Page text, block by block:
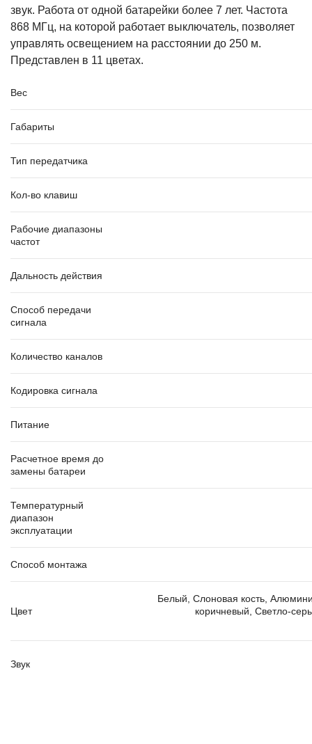
звук. Работа от одной батарейки более 7 лет. Частота
868 МГц, на которой работает выключатель, позволяет
управлять освещением на расстоянии до 250 м.
Представлен в 11 цветах.
Вес
Габариты
Тип передатчика
Кол-во клавиш
Рабочие диапазоны
частот
Дальность действия
Способ передачи
сигнала
Количество каналов
Кодировка сигнала
Питание
Расчетное время до
замены батареи
Температурный
диапазон
эксплуатации
Способ монтажа
Цвет
Белый Слоновая кость
коричневый Светло-
Звук